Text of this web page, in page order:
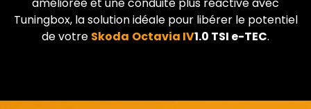
Tuningbox, la solution idéale pour libérer le potentiel
de votre Skoda Octavia IV1.0 TSI e-TEC.